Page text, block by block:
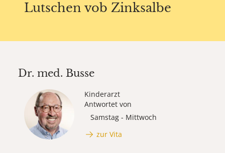
Lutschen vob Zinksalbe
Dr. med. Busse
Kinderarzt
Antwortet von
Samstag - Mittwoch
zur Vita